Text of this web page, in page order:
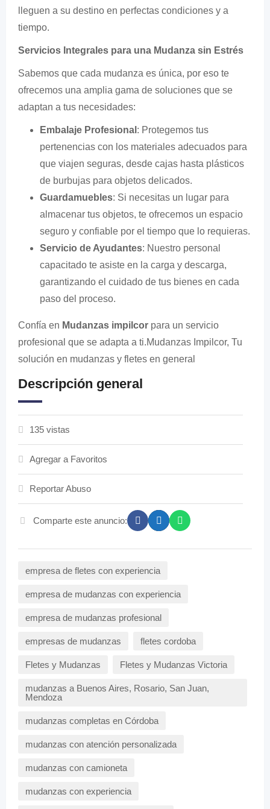
lleguen a su destino en perfectas condiciones y a
tiempo.
Servicios Integrales para una Mudanza sin Estrés
Sabemos que cada mudanza es única, por eso te
ofrecemos una amplia gama de soluciones que se
adaptan a tus necesidades:
Embalaje Profesional : Protegemos tus
pertenencias con los materiales adecuados para
que viajen seguras, desde cajas hasta plásticos
de burbujas para objetos delicados.
Guardamuebles: Si necesitas un lugar para
almacenar tus objetos, te ofrecemos un espacio
seguro y confiable por el tiempo que lo requieras.
Servicio de Ayudantes: Nuestro personal
capacitado te asiste en la carga y descarga,
garantizando el cuidado de tus bienes en cada
paso del proceso.
Confía en Mudanzas impilcor para un servicio
profesional que se adapta a ti.Mudanzas Impilcor, Tu
solución en mudanzas y fletes en general
Descripción general
135 vistas
Agregar a Favoritos
Reportar Abuso
Comparte este anuncio:
empresa de fletes con experiencia
empresa de mudanzas con experiencia
empresa de mudanzas profesional
empresas de mudanzas fletes cordoba
Fletes y Mudanzas Fletes y Mudanzas Victoria
mudanzas a Buenos Aires, Rosario, San Juan,
Mendoza
mudanzas completas en Córdoba
mudanzas con atención personalizada
mudanzas con camioneta
mudanzas con experiencia